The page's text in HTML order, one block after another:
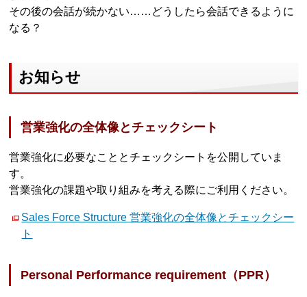
その後の会話が続かない……どうしたら会話できるように
なる？
お知らせ
営業強化の全体像とチェックシート
営業強化に必要なこととチェックシートを公開していま
す。
営業強化の課題や取り組みを考える際にご利用ください。
Sales Force Structure 営業強化の全体像とチェックシー
ト
Personal Performance requirement（PPR）